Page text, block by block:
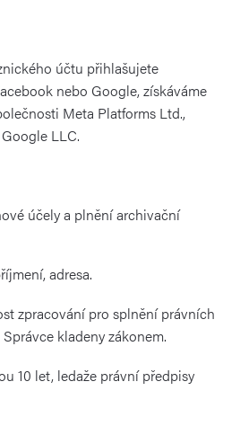
účtu přihlašujete
nebo Google, získáváme
Meta Platforms Ltd.,
LLC.
účely a plnění archivační
adresa.
zpracování pro splnění právních
kladeny zákonem.
10 let, ledaže právní předpisy